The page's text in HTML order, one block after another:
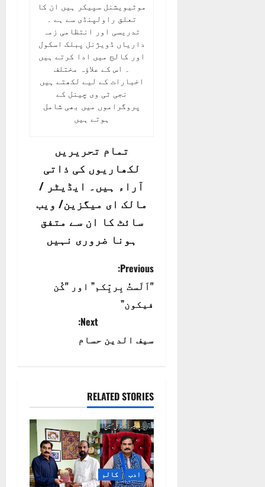
موٹیویشنل سپیکر ہیں ان کا
تعلق راولپنڈی سے ہے ۔
تدریسی اور انتظامی زمہ
داریاں ڈویژنل پبلک اسکول
اور کالج میں ادا کرتے ہیں
۔ اس کے علاؤہ مختلف
اخبارات کے لیے لکھتے ہیں
نجی ٹی وی چینل کے
پروگراموں میں بھی شامل
ہوتے ہیں
تمام تحریریں
لکھاریوں کی ذاتی
آراء ہیں۔ ایڈیٹر /
مالک ای میگزین/ ویب
سائٹ کا ان سے متفق
ہونا ضروری نہیں
P
o
t
a
v
i
g
Previous:
"اَلَستُ بِربِّکم” اور "کُن
فیکون”
Next:
سيف الدين حسام
RELATED STORIES
ادب کالم